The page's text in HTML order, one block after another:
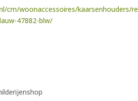
cm/woonaccessoires/kaarsenhouders/re
47882-blw/